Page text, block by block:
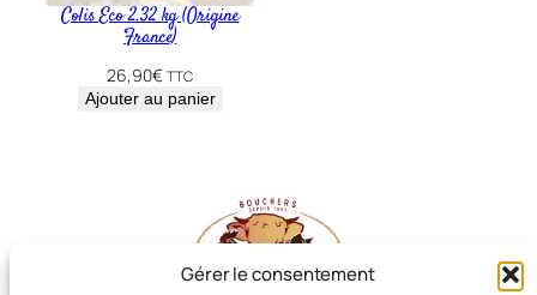
Gérer le consentement
Colis Eco 2.32 kg (Origine
France)
26,90€ TTC
Ajouter au panier